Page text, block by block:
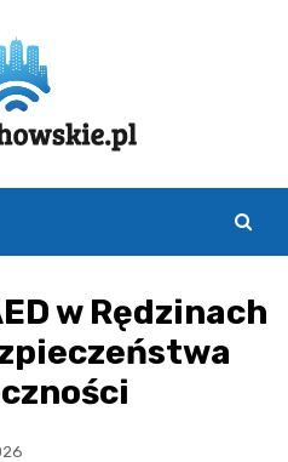
w Rędzinach